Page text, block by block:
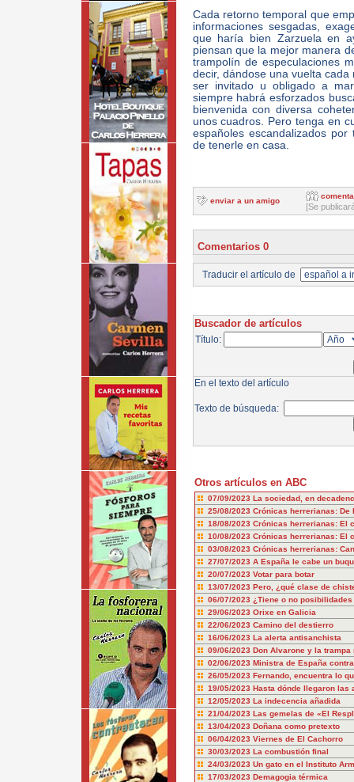
Cada retorno temporal que
informaciones sesgadas,
que haría bien Zarzuela en
piensan que la mejor manera
trampolín de especulaciones
decir, dándose una vuelta
ser invitado u obligado a
siempre habrá esforzados
bienvenida con diversa
unos cuadros. Pero tenga en
españoles escandalizados
de tenerle en casa.
enviar a un amigo
[Se
Comentarios 0
Traducir el artículo de
Buscador de artículos
Título:
En el texto del artículo
Texto de búsqueda:
Otros artículos en ABC
07/09/2023 La sociedad, en
25/08/2023 Crónicas herrerianas: De
18/08/2023 Crónicas herrerianas: El
10/08/2023 Crónicas herrerianas: El
03/08/2023 Crónicas herrerianas:
27/07/2023 A España le cabe un
20/07/2023 Votar para botar
13/07/2023 Pero, ¿qué clase de
06/07/2023 ¿Tiene o no posibilidades
29/06/2023 Orixe en Galicia
22/06/2023 Camino del destierro
16/06/2023 La alerta antisanchista
09/06/2023 Don Alvarone y la trampa
02/06/2023 Ministra de España
26/05/2023 Fernando, encuentra lo
19/05/2023 Hasta dónde llegaron las
12/05/2023 La indecencia añadida
21/04/2023 Las gemelas de «El
13/04/2023 Doñana como pretexto
06/04/2023 Viernes de El Cachorro
30/03/2023 La combustión final
24/03/2023 Un gato en el Instituto
17/03/2023 Demagogia térmica